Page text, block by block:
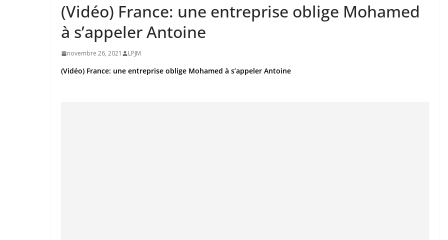
(Vidéo) France: une entreprise oblige Mohamed
à s’appeler Antoine
novembre 26, 2021 LPJM
(Vidéo) France: une entreprise oblige Mohamed à s’appeler Antoine